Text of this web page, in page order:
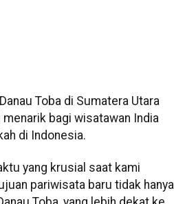
Toba di Sumatera Utara
bagi wisatawan India
di Indonesia.
yang krusial saat kami
pariwisata baru tidak hanya